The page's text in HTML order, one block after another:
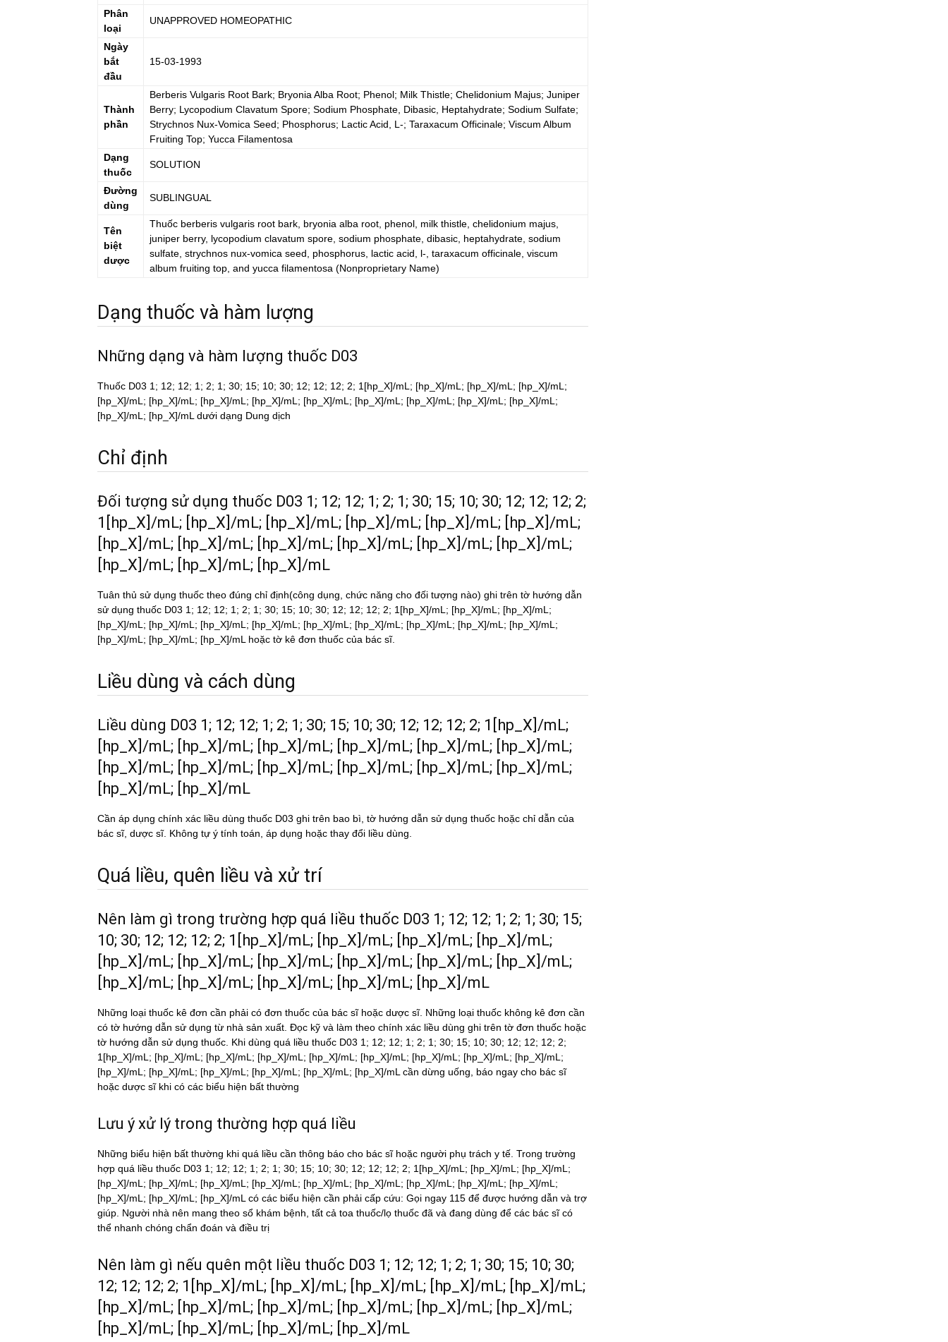
Phân
loại
UNAPPROVED HOMEOPATHIC
Ngày
bắt
đầu
15-03-1993
Thành
phần
Berberis Vulgaris Root Bark; Bryonia Alba Root; Phenol; Milk Thistle; Chelidonium Majus; Juniper
Berry; Lycopodium Clavatum Spore; Sodium Phosphate, Dibasic, Heptahydrate; Sodium Sulfate;
Strychnos Nux-Vomica Seed; Phosphorus; Lactic Acid, L-; Taraxacum Officinale; Viscum Album
Fruiting Top; Yucca Filamentosa
Dạng
thuốc
SOLUTION
Đường
dùng
SUBLINGUAL
Tên
biệt
dược
Thuốc berberis vulgaris root bark, bryonia alba root, phenol, milk thistle, chelidonium majus,
juniper berry, lycopodium clavatum spore, sodium phosphate, dibasic, heptahydrate, sodium
sulfate, strychnos nux-vomica seed, phosphorus, lactic acid, l-, taraxacum officinale, viscum
album fruiting top, and yucca filamentosa (Nonproprietary Name)
Dạng thuốc và hàm lượng
Những dạng và hàm lượng thuốc D03
Thuốc D03 1; 12; 12; 1; 2; 1; 30; 15; 10; 30; 12; 12; 12; 2; 1[hp_X]/mL; [hp_X]/mL; [hp_X]/mL; [hp_X]/mL;
[hp_X]/mL; [hp_X]/mL; [hp_X]/mL; [hp_X]/mL; [hp_X]/mL; [hp_X]/mL; [hp_X]/mL; [hp_X]/mL; [hp_X]/mL;
[hp_X]/mL; [hp_X]/mL dưới dạng Dung dịch
Chỉ định
Đối tượng sử dụng thuốc D03 1; 12; 12; 1; 2; 1; 30; 15; 10; 30; 12; 12; 12; 2;
1[hp_X]/mL; [hp_X]/mL; [hp_X]/mL; [hp_X]/mL; [hp_X]/mL; [hp_X]/mL;
[hp_X]/mL; [hp_X]/mL; [hp_X]/mL; [hp_X]/mL; [hp_X]/mL; [hp_X]/mL;
[hp_X]/mL; [hp_X]/mL; [hp_X]/mL
Tuân thủ sử dụng thuốc theo đúng chỉ định(công dụng, chức năng cho đối tượng nào) ghi trên tờ hướng dẫn
sử dụng thuốc D03 1; 12; 12; 1; 2; 1; 30; 15; 10; 30; 12; 12; 12; 2; 1[hp_X]/mL; [hp_X]/mL; [hp_X]/mL;
[hp_X]/mL; [hp_X]/mL; [hp_X]/mL; [hp_X]/mL; [hp_X]/mL; [hp_X]/mL; [hp_X]/mL; [hp_X]/mL; [hp_X]/mL;
[hp_X]/mL; [hp_X]/mL; [hp_X]/mL hoặc tờ kê đơn thuốc của bác sĩ.
Liều dùng và cách dùng
Liều dùng D03 1; 12; 12; 1; 2; 1; 30; 15; 10; 30; 12; 12; 12; 2; 1[hp_X]/mL;
[hp_X]/mL; [hp_X]/mL; [hp_X]/mL; [hp_X]/mL; [hp_X]/mL; [hp_X]/mL;
[hp_X]/mL; [hp_X]/mL; [hp_X]/mL; [hp_X]/mL; [hp_X]/mL; [hp_X]/mL;
[hp_X]/mL; [hp_X]/mL
Cần áp dụng chính xác liều dùng thuốc D03 ghi trên bao bì, tờ hướng dẫn sử dụng thuốc hoặc chỉ dẫn của
bác sĩ, dược sĩ. Không tự ý tính toán, áp dụng hoặc thay đổi liều dùng.
Quá liều, quên liều và xử trí
Nên làm gì trong trường hợp quá liều thuốc D03 1; 12; 12; 1; 2; 1; 30; 15;
10; 30; 12; 12; 12; 2; 1[hp_X]/mL; [hp_X]/mL; [hp_X]/mL; [hp_X]/mL;
[hp_X]/mL; [hp_X]/mL; [hp_X]/mL; [hp_X]/mL; [hp_X]/mL; [hp_X]/mL;
[hp_X]/mL; [hp_X]/mL; [hp_X]/mL; [hp_X]/mL; [hp_X]/mL
Những loại thuốc kê đơn cần phải có đơn thuốc của bác sĩ hoặc dược sĩ. Những loại thuốc không kê đơn cần
có tờ hướng dẫn sử dụng từ nhà sản xuất. Đọc kỹ và làm theo chính xác liều dùng ghi trên tờ đơn thuốc hoặc
tờ hướng dẫn sử dụng thuốc. Khi dùng quá liều thuốc D03 1; 12; 12; 1; 2; 1; 30; 15; 10; 30; 12; 12; 12; 2;
1[hp_X]/mL; [hp_X]/mL; [hp_X]/mL; [hp_X]/mL; [hp_X]/mL; [hp_X]/mL; [hp_X]/mL; [hp_X]/mL; [hp_X]/mL;
[hp_X]/mL; [hp_X]/mL; [hp_X]/mL; [hp_X]/mL; [hp_X]/mL; [hp_X]/mL cần dừng uống, báo ngay cho bác sĩ
hoặc dược sĩ khi có các biểu hiện bất thường
Lưu ý xử lý trong thường hợp quá liều
Những biểu hiện bất thường khi quá liều cần thông báo cho bác sĩ hoặc người phụ trách y tế. Trong trường
hợp quá liều thuốc D03 1; 12; 12; 1; 2; 1; 30; 15; 10; 30; 12; 12; 12; 2; 1[hp_X]/mL; [hp_X]/mL; [hp_X]/mL;
[hp_X]/mL; [hp_X]/mL; [hp_X]/mL; [hp_X]/mL; [hp_X]/mL; [hp_X]/mL; [hp_X]/mL; [hp_X]/mL; [hp_X]/mL;
[hp_X]/mL; [hp_X]/mL; [hp_X]/mL có các biểu hiện cần phải cấp cứu: Gọi ngay 115 để được hướng dẫn và trợ
giúp. Người nhà nên mang theo sổ khám bệnh, tất cả toa thuốc/lọ thuốc đã và đang dùng để các bác sĩ có
thể nhanh chóng chẩn đoán và điều trị
Nên làm gì nếu quên một liều thuốc D03 1; 12; 12; 1; 2; 1; 30; 15; 10; 30;
12; 12; 12; 2; 1[hp_X]/mL; [hp_X]/mL; [hp_X]/mL; [hp_X]/mL; [hp_X]/mL;
[hp_X]/mL; [hp_X]/mL; [hp_X]/mL; [hp_X]/mL; [hp_X]/mL; [hp_X]/mL;
[hp_X]/mL; [hp_X]/mL; [hp_X]/mL; [hp_X]/mL